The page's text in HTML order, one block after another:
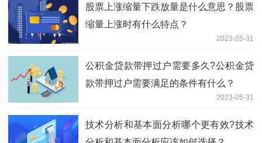
股票上涨缩量下跌放量是什么意思？股票
缩量上涨时有什么特点？
2023-05-31
公积金贷款带押过户需要多久?公积金贷
款带押过户需要满足的条件有什么？
2023-05-31
技术分析和基本面分析哪个更有效?技术